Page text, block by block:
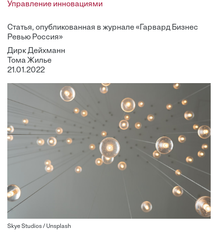
Управление инновациями
Статья, опубликованная в журнале «Гарвард Бизнес
Ревью Россия»
Дирк Дейхманн
Тома Жилье
21.01.2022
Skye Studios / Unsplash